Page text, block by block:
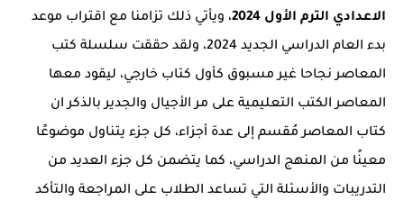
الاعدادي الترم الأول 2024
، ويأتي ذلك تزامنا مع اقتراب موعد
بدء العام الدراسي الجديد 2024، ولقد حققت سلسلة كتب
المعاصر نجاحا غير مسبوق كأول كتاب خارجي، ليقود معها
المعاصر الكتب التعليمية على مر الأجيال والجدير بالذكر ان
كتاب المعاصر مُقسم إلى عدة أجزاء، كل جزء يتناول موضوعًا
معينًا من المنهج الدراسي، كما يتضمن كل جزء العديد من
التدريبات والأسئلة التي تساعد الطلاب على المراجعة والتأكد